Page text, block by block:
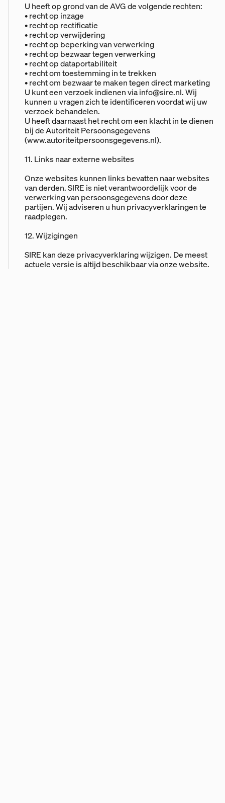
U heeft op grond van de AVG de volgende rechten:
• recht op inzage
• recht op rectificatie
• recht op verwijdering
• recht op beperking van verwerking
• recht op bezwaar tegen verwerking
• recht op dataportabiliteit
• recht om toestemming in te trekken
• recht om bezwaar te maken tegen direct marketing
U kunt een verzoek indienen viainfo@sire.nl. Wij
kunnen u vragen zich te identificeren voordat wij uw
verzoek behandelen.
U heeft daarnaast het recht om een klacht in te dienen
bij de Autoriteit Persoonsgegevens
(www.autoriteitpersoonsgegevens.nl).
11. Links naar externe websites
Onze websites kunnen links bevatten naar websites
van derden. SIRE is niet verantwoordelijk voor de
verwerking van persoonsgegevens door deze
partijen. Wij adviseren u hun privacyverklaringen te
raadplegen.
12. Wijzigingen
SIRE kan deze privacyverklaring wijzigen. De meest
actuele versie is altijd beschikbaar via onze website.